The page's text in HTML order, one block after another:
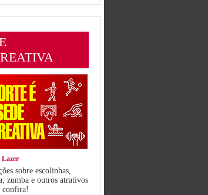
Lazer
sobre escolinhas,
zumba e outros atrativos
confira!